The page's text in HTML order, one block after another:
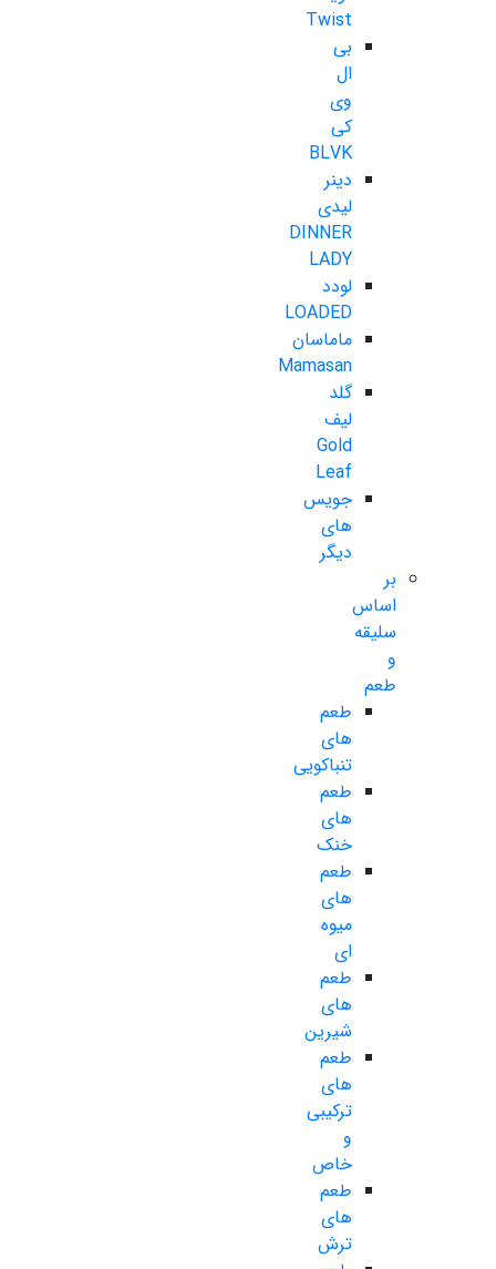
Twist
بی
ال
وی
کی
BLVK
دینر
لیدی
DINNER
LADY
لودد
LOADED
ماماسان
Mamasan
گلد
لیف
Gold
Leaf
جویس
های
دیگر
بر
اساس
سلیقه
و
طعم
طعم
های
تنباکویی
طعم
های
خنک
طعم
های
میوه
ای
طعم
های
شیرین
طعم
های
ترکیبی
و
خاص
طعم
های
ترش